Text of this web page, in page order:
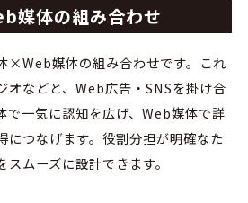
体の組み合わせ
×Web媒体の組み合わせです。これ
オなどと、Web広告・SNSを掛け合
で一気に認知を広げ、Web媒体で詳
につなげます。役割分担が明確なた
ムーズに設計できます。